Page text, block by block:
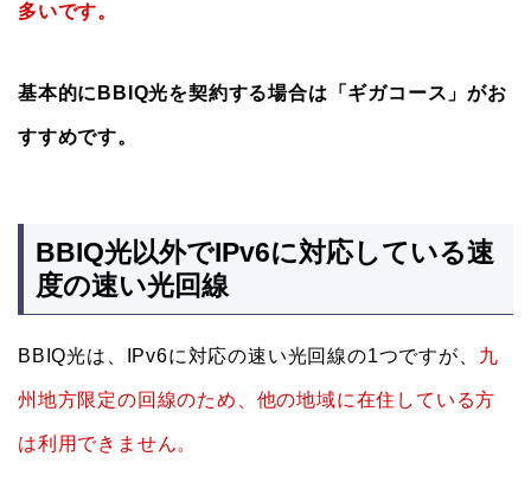
多いです。
基本的にBBIQ光を契約する場合は「ギガコース」がお
すすめです。
BBIQ光以外でIPv6に対応している速
度の速い光回線
BBIQ光は、IPv6に対応の速い光回線の1つですが、 九
州地方限定の回線のため、他の地域に在住している方
は利用できません。